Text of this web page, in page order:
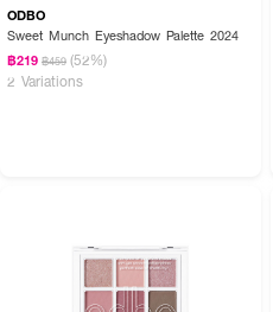
เพื่อสร้างมิติให้ดวงตาได้ตามต้องการ
ODBO
Sweet Munch Eyeshadow Palette 2024
฿219 ฿459 (52%)
2 Variations